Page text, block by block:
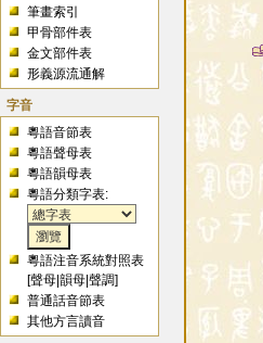
筆畫索引
甲骨部件表
金文部件表
形義源流通解
字音
粵語音節表
粵語聲母表
粵語韻母表
粵語分類字表:
粵語注音系統對照表
[聲母 |韻母 |聲調]
普通話音節表
其他方言讀音